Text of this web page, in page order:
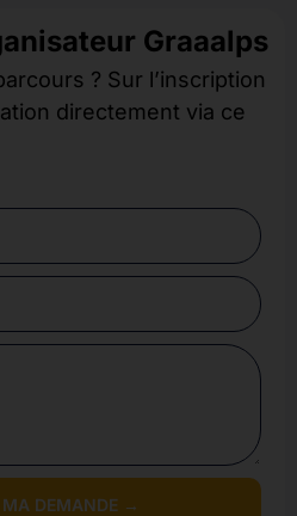
Graaalps
? Sur l’inscription
directement via ce
MA DEMANDE →